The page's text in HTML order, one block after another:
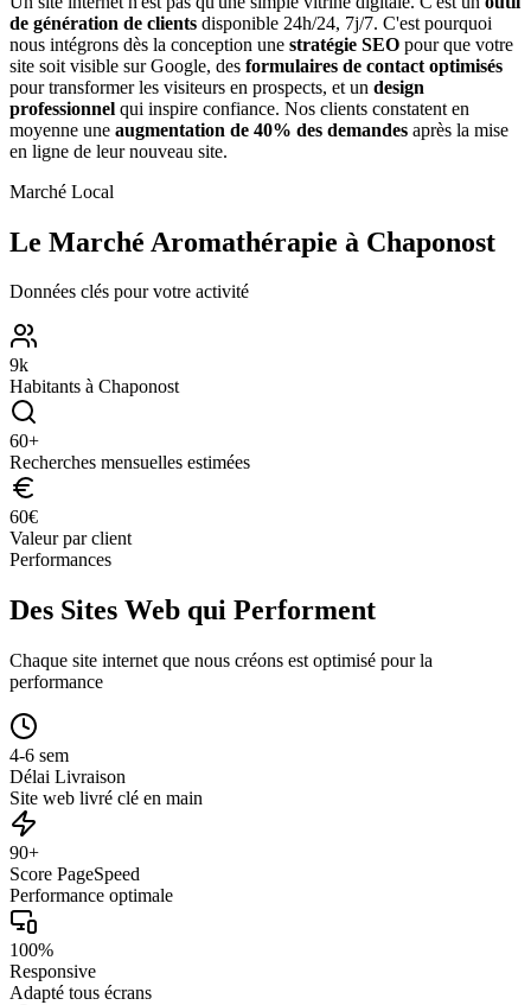
de génération de clients disponible 24h/24, 7j/7. C'est pourquoi
nous intégrons dès la conception une stratégie SEO pour que votre
site soit visible sur Google, des formulaires de contact optimisés
pour transformer les visiteurs en prospects, et un design
professionnel qui inspire confiance. Nos clients constatent en
moyenne une augmentation de 40% des demandes après la mise
en ligne de leur nouveau site.
Marché Local
Le Marché Aromathérapie à Chaponost
Données clés pour votre activité
9k
Habitants à Chaponost
60+
Recherches mensuelles estimées
60€
Valeur par client
Performances
Des Sites Web qui Performent
Chaque site internet que nous créons est optimisé pour la
performance
4-6 sem
Délai Livraison
Site web livré clé en main
90+
Score PageSpeed
Performance optimale
100%
Responsive
Adapté tous écrans